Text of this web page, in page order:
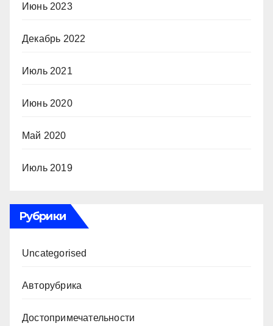
Июнь 2023
Декабрь 2022
Июль 2021
Июнь 2020
Май 2020
Июль 2019
Рубрики
Uncategorised
Авторубрика
Достопримечательности